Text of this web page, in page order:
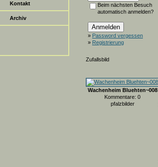
Kontakt
Archiv
Beim nächsten Besuch
automatisch anmelden?
» Password vergessen
» Registrierung
Zufallsbild
Wachenheim Bluehten~008
Kommentare: 0
pfalzbilder